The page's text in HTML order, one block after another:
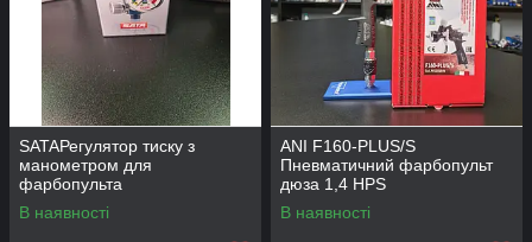
SATAРегулятор тиску з
манометром для
фарбопульта
В наявності
ANI F160-PLUS/S
Пневматичний фарбопульт
дюза 1,4 HPS
В наявності